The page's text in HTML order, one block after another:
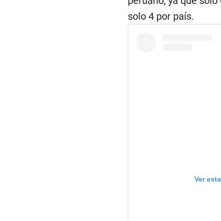
n
d
s
solo 4 por país.
Ver